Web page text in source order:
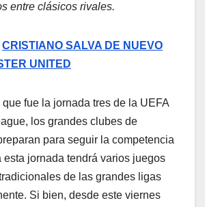
entre clásicos rivales.
CRISTIANO SALVA DE NUEVO
UNITED
fue la jornada tres de la UEFA
los grandes clubes de
para seguir la competencia
esta jornada tendrá varios juegos
de las grandes ligas
Si bien, desde este viernes